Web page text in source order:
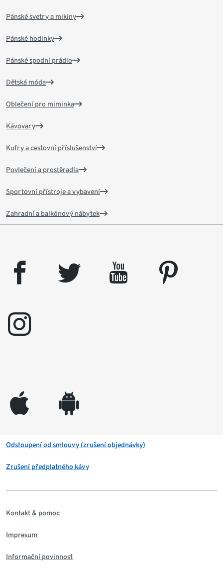
Pánské svetry a mikiny
Pánské hodinky
Pánské spodní prádlo
Dětská móda
Oblečení pro miminka
Kávovary
Kufry a cestovní příslušenství
Povlečení a prostěradla
Sportovní přístroje a vybavení
Zahradní a balkónový nábytek
facebook twitter youtube
pinterest
instagram
appleinc android
Odstoupení od smlouvy (zrušení objednávky)
Zrušení předplatného kávy
Kontakt & pomoc
Impresum
Informační povinnost